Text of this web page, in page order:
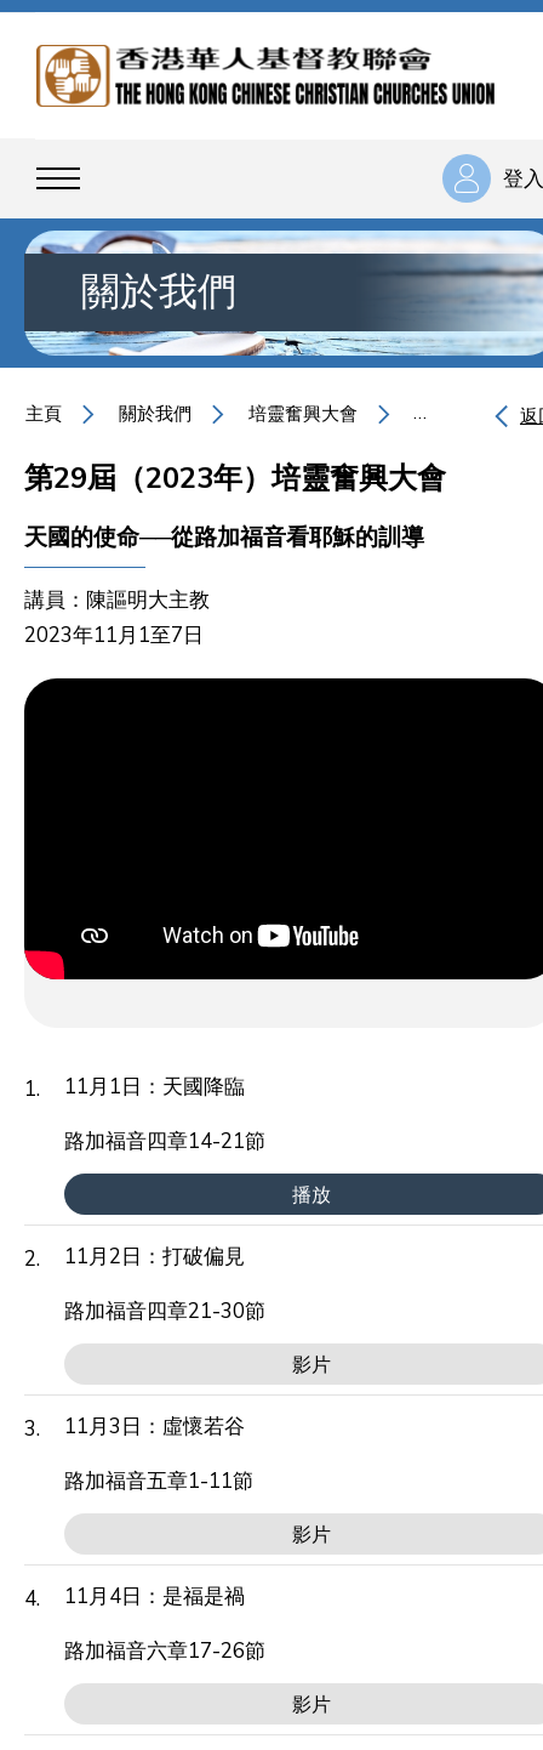
登入
關於我們
主頁 關於我們 培靈奮興大會 天國的使命──返
第29屆（2023年）培靈奮興大會
天國的使命──從路加福音看耶穌的訓導
講員：陳謳明大主教
2023年11月1至7日
1.
11月1日：天國降臨
路加福音四章14-21節
播放
2.
11月2日：打破偏見
路加福音四章21-30節
影片
3.
11月3日：虛懷若谷
路加福音五章1-11節
影片
4.
11月4日：是福是禍
路加福音六章17-26節
影片